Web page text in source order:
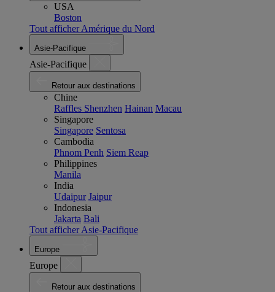
USA
Boston
Tout afficher Amérique du Nord
Asie-Pacifique
Asie-Pacifique
Retour aux destinations
Chine
Raffles Shenzhen Hainan Macau
Singapore
Singapore Sentosa
Cambodia
Phnom Penh Siem Reap
Philippines
Manila
India
Udaipur Jaipur
Indonesia
Jakarta Bali
Tout afficher Asie-Pacifique
Europe
Europe
Retour aux destinations